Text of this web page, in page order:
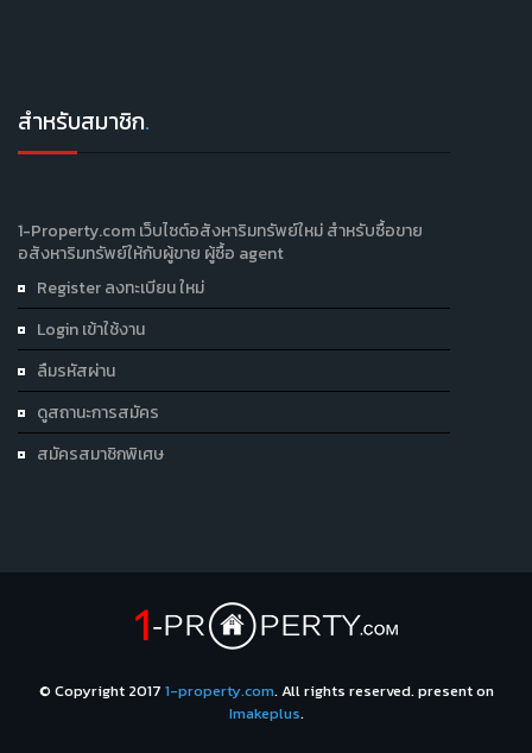
สำหรับสมาชิก.
1-Property.com เว็บไซต์อสังหาริมทรัพย์ใหม่ สำหรับซื้อขาย
อสังหาริมทรัพย์ให้กับผู้ขาย ผู้ซื้อ agent
Register ลงทะเบียน ใหม่
Login เข้าใช้งาน
ลืมรหัสผ่าน
ดูสถานะการสมัคร
สมัครสมาชิกพิเศษ
© Copyright 2017 1-property.com. All rights reserved. present on
Imakeplus.